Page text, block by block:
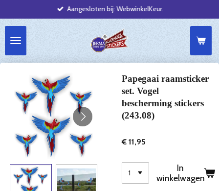
direct
de
hoofdinhoud
Aangesloten bij: WebwinkelKeur.
Papegaai raamsticker
set. Vogel
bescherming stickers
(243.08)
€ 11,95
In
winkelwagen